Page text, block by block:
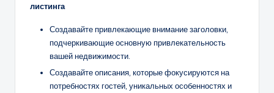
листинга
Создавайте привлекающие внимание заголовки,
подчеркивающие основную привлекательность
вашей недвижимости.
Создавайте описания, которые фокусируются на
потребностях гостей, уникальных особенностях и